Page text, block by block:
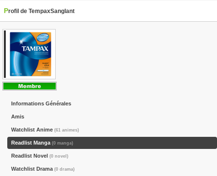
Profil de TempaxSanglant
Informations Générales
Amis
Watchlist Anime (61 animes)
Readlist Manga (0 manga)
Readlist Novel (0 novel)
Watchlist Drama (0 drama)